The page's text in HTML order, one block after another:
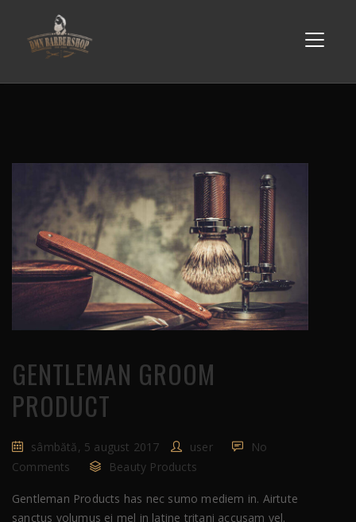
GENTLEMAN GROOM
PRODUCT
sâmbătă, 5 august 2017 user
No
Comments
Beauty Products
Gentleman Products has nec sumo mediem in. Airtute
sanctus volumus ei mel in latine tritani accusam vel.